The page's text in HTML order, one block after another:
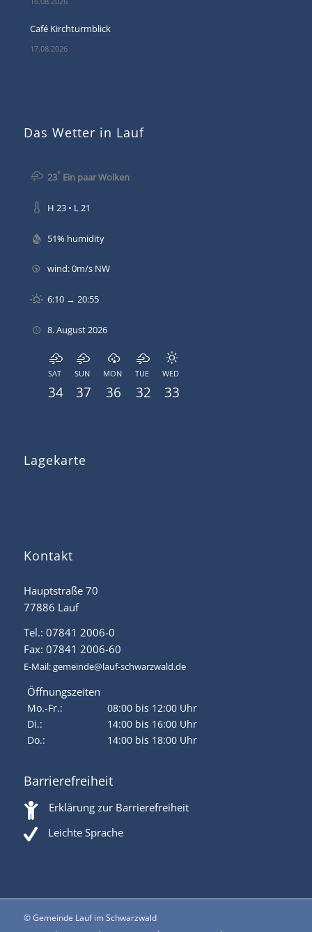
Café Kirchturmblick
17.08.2026
Das Wetter in Lauf
23°Ein paar Wolken
H 23 • L 21
51% humidity
wind: 0m/s NW
6:10 → 20:55
8. August 2026
SAT
34
SUN
37
MON
36
TUE
32
WED
33
Lagekarte
Kontakt
Hauptstraße 70
77886 Lauf
Tel.: 07841 2006-0
Fax: 07841 2006-60
E-Mail:gemeinde@lauf-schwarzwald.de
Öffnungszeiten
Mo.-Fr.:
08:00 bis 12:00 Uhr
Di.:
14:00 bis 16:00 Uhr
Do.:
14:00 bis 18:00 Uhr
Barrierefreiheit
Erklärung zur Barrierefreiheit
Leichte Sprache
© Gemeinde Lauf im Schwarzwald